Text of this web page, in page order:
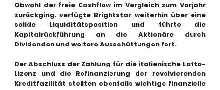
Obwohl der freie Cashflow im Vergleich zum Vorjahr
zurückging, verfügte Brightstar weiterhin über eine
solide Liquiditätsposition und führte die
Kapitalrückführung an die Aktionäre durch
Dividenden und weitere Ausschüttungen fort.
Der Abschluss der Zahlung für die italienische Lotto-
Lizenz und die Refinanzierung der revolvierenden
Kreditfazilität stellten ebenfalls wichtige finanzielle